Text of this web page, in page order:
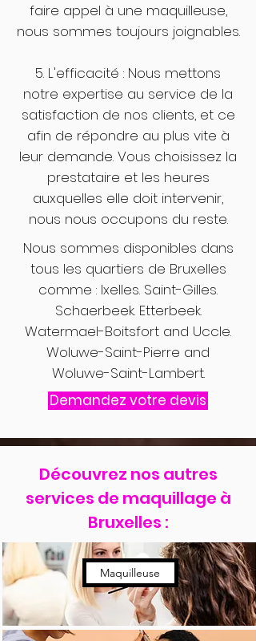
faire appel à une maquilleuse,
nous sommes toujours joignables.
5. L'efficacité : Nous mettons
notre expertise au service de la
satisfaction de nos clients, et ce
afin de répondre au plus vite à
leur demande. Vous choisissez la
prestataire et les heures
auxquelles elle doit intervenir,
nous nous occupons du reste.
Nous sommes disponibles dans
tous les quartiers de Bruxelles
comme : Ixelles. Saint-Gilles.
Schaerbeek. Etterbeek.
Watermael-Boitsfort and Uccle.
Woluwe-Saint-Pierre and
Woluwe-Saint-Lambert.
Demandez votre devis
Découvrez nos autres
services de maquillage à
Bruxelles :
Maquilleuse